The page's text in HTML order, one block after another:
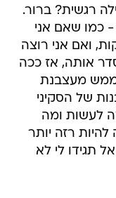
רגשית? ברור.
כמו שאם אני
ואם אני רוצה
אותה, אז ככה
מעצבנת
של הסקיני
לעשות ומה
רזה יותר
תגידו לי לא